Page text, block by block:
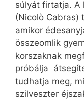
súlyát firtatja. A
(Nicolò Cabras)
amikor
összeomlik
korszaknak
próbálja
tudhatja meg,
szilveszter